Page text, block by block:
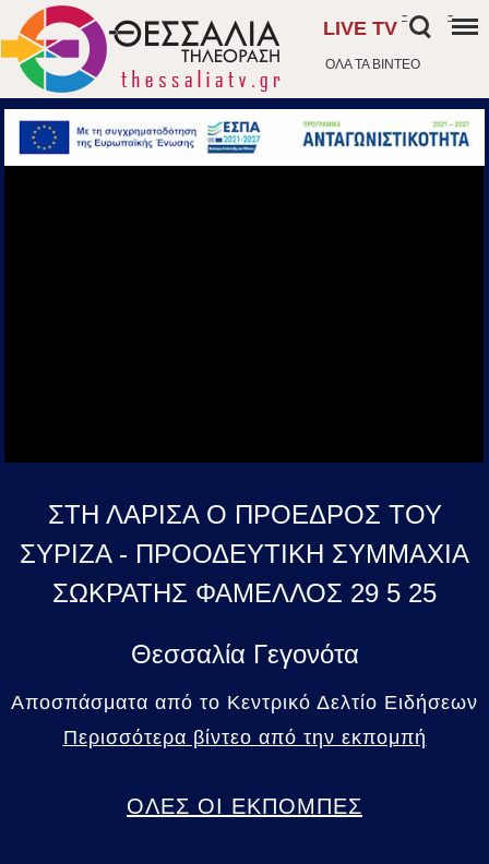
ΟΛΑ ΤΑ ΒΙΝΤΕΟ
LIVE TV
- -
ΣΤΗ ΛΑΡΙΣΑ Ο ΠΡΟΕΔΡΟΣ ΤΟΥ
ΣΥΡΙΖΑ - ΠΡΟΟΔΕΥΤΙΚΗ ΣΥΜΜΑΧΙΑ
ΣΩΚΡΑΤΗΣ ΦΑΜΕΛΛΟΣ 29 5 25
Θεσσαλία Γεγονότα
Αποσπάσματα από το Κεντρικό Δελτίο Ειδήσεων
Περισσότερα βίντεο από την εκπομπή
ΟΛΕΣ ΟΙ ΕΚΠΟΜΠΕΣ